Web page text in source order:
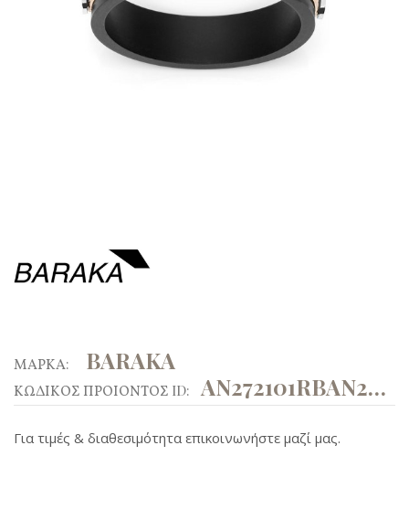
ΜΑΡΚΑ: BARAKA
ΚΩΔΙΚΟΣ ΠΡΟΙΟΝΤΟΣ ID: AN272101RBAN260000
Για τιμές & διαθεσιμότητα επικοινωνήστε μαζί μας.